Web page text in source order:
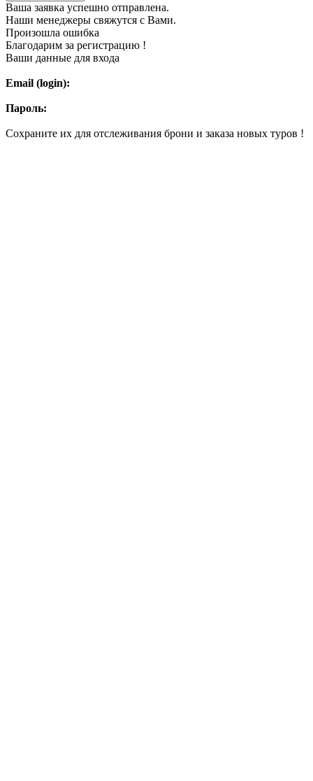
Ваша заявка успешно отправлена.
Наши менеджеры свяжутся с Вами.
Произошла ошибка
Благодарим за регистрацию !
Ваши данные для входа
Email (login):
Пароль:
Сохраните их для отслеживания брони и заказа новых туров !